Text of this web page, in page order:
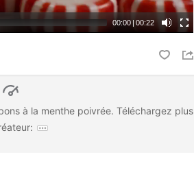
00:00 | 00:22
à la menthe poivrée. Téléchargez plus